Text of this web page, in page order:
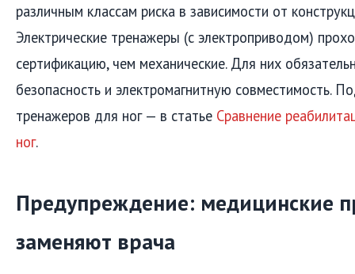
различным классам риска в зависимости от
Электрические тренажеры (с электроприводом)
сертификацию, чем механические. Для них
безопасность и электромагнитную совместимость.
тренажеров для ног — в статье Сравнение
ног.
Предупреждение: медицинские
заменяют врача